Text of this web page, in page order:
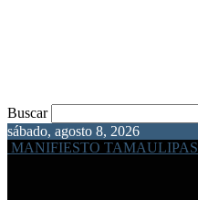
Buscar
sábado, agosto 8, 2026
MANIFIESTO TAMAULIPAS